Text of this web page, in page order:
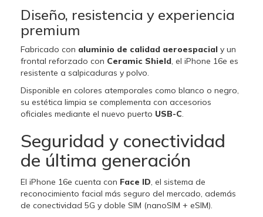
Diseño, resistencia y experiencia
premium
Fabricado con aluminio de calidad aeroespacial y un
frontal reforzado con Ceramic Shield, el iPhone 16e es
resistente a salpicaduras y polvo.
Disponible en colores atemporales como blanco o negro,
su estética limpia se complementa con accesorios
oficiales mediante el nuevo puerto USB-C.
Seguridad y conectividad
de última generación
El iPhone 16e cuenta con Face ID, el sistema de
reconocimiento facial más seguro del mercado, además
de conectividad 5G y doble SIM (nanoSIM + eSIM).